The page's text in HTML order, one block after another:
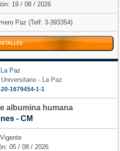
19 / 08 / 2026
Paz (Telf: 3-393354)
La Paz
- La Paz
1679454-1-1
albumina humana
- CM
Vigente
05 / 08 / 2026